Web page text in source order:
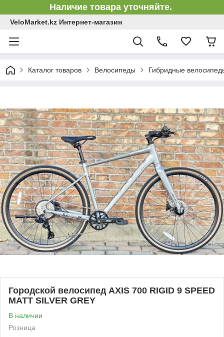
Наличие товара уточняйте.
VeloMarket.kz Интернет-магазин
Каталог товаров Велосипеды Гибридные
Городской велосипед AXIS 700 RIGID 9 SPEED
MATT SILVER GREY
В наличии
Розница